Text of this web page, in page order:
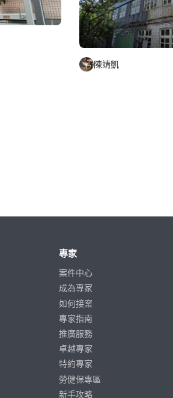
陳靖凱
專家
案件中心
成為專家
如何接案
專家指南
推廣服務
卓越專家
特約專家
勞健保專區
新手攻略